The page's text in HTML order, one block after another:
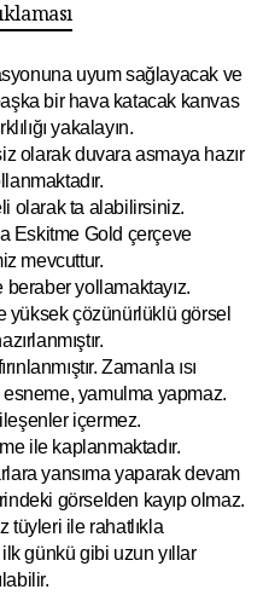
uyum sağlayacak ve
bir hava katacak kanvas
yakalayın.
olarak duvara asmaya hazır
olarak ta alabilirsiniz.
Eskitme Gold çerçeve
mevcuttur.
beraber yollamaktayız.
yüksek çözünürlüklü görsel
Zamanla ısı
yamulma yapmaz.
içermez.
ile kaplanmaktadır.
yansıma yaparak devam
görselden kayıp olmaz.
tüyleri ile rahatlıkla
ilkgünkü gibi uzun yıllar